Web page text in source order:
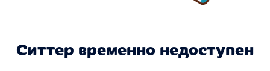
Ситтер временно недоступен